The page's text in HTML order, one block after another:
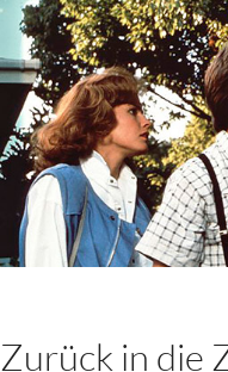
Zurück in die